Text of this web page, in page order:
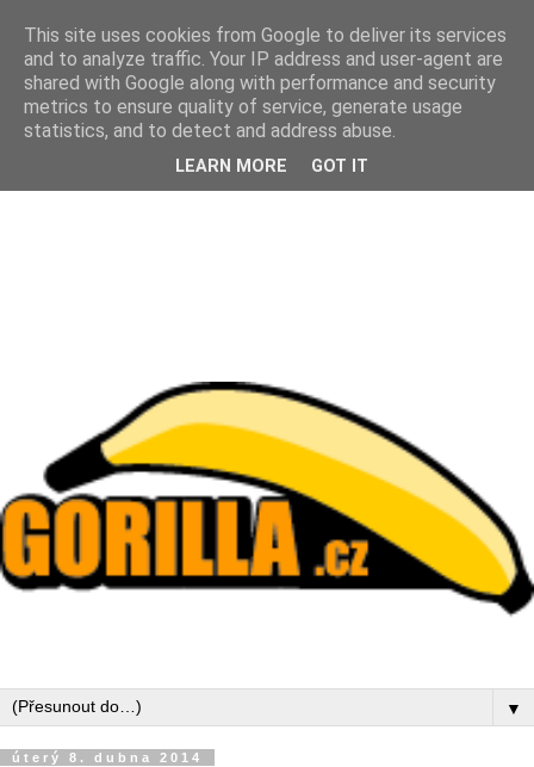
▼
úterý 8. dubna 2014
This site uses cookies from Google to deliver its services
and to analyze traffic. Your IP address and user-agent are
shared with Google along with performance and security
metrics to ensure quality of service, generate usage
statistics, and to detect and address abuse.
LEARN MORE GOT IT